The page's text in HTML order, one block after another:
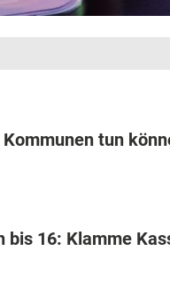
tun
bis 16: Klamme